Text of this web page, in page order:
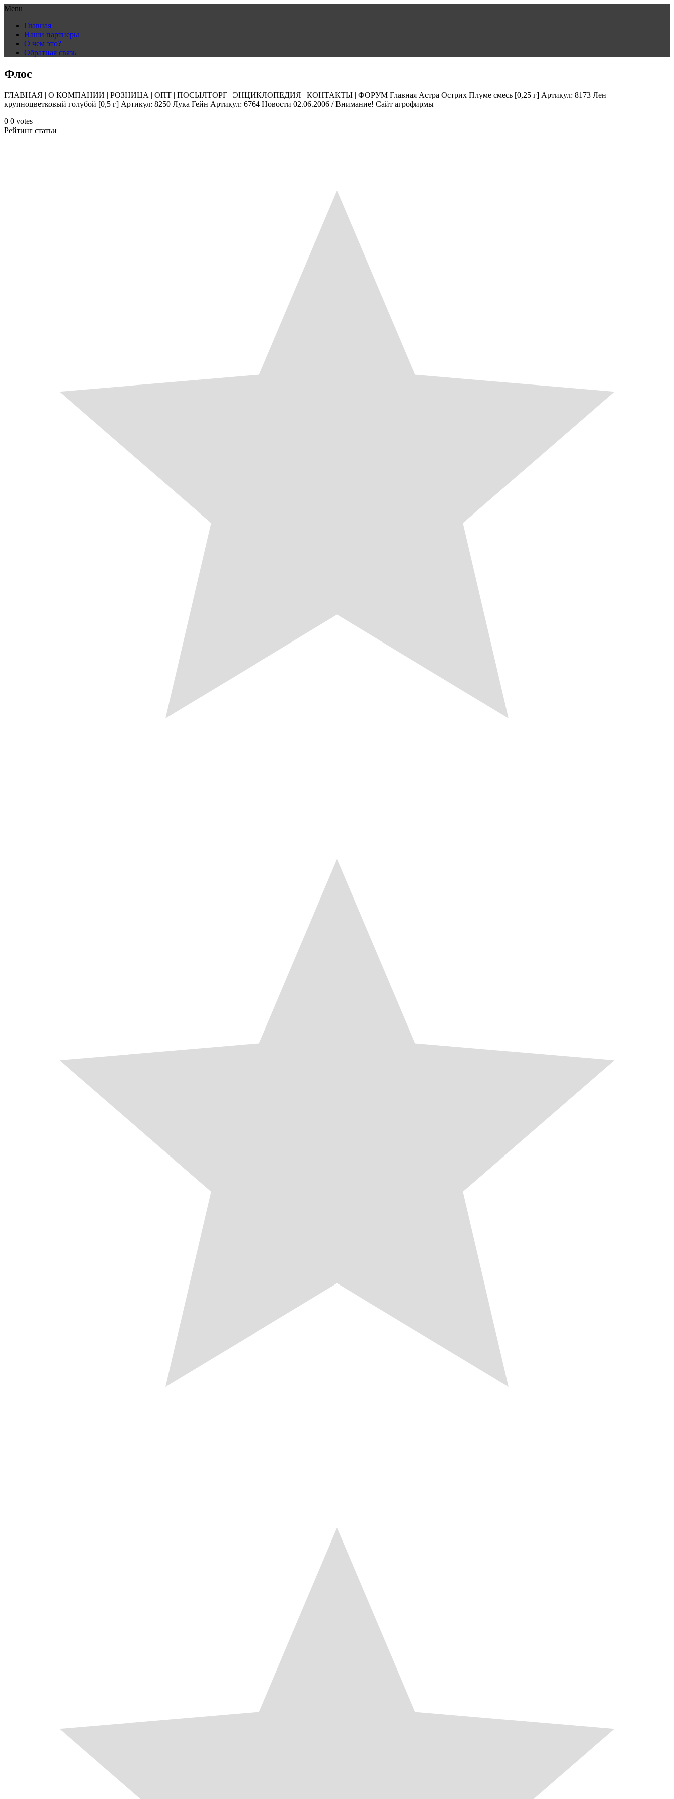
Menu
content
Главная
Наши партнеры
О чем это?
Обратная связь
Флос
ГЛАВНАЯ | О КОМПАНИИ | РОЗНИЦА | ОПТ | ПОСЫЛТОРГ | ЭНЦИКЛОПЕДИЯ | КОНТАКТЫ | ФОРУМ Главная Астра Острих Плуме смесь [0,25 г] Артикул: 8173 Лен
крупноцветковый голубой [0,5 г] Артикул: 8250 Лука Гейн Артикул: 6764 Новости 02.06.2006 / Внимание! Сайт агрофирмы
0 0 votes
Рейтинг статьи